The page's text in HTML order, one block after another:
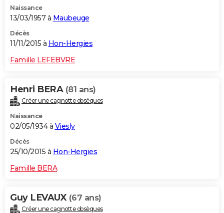
Naissance
13/03/1957 à Maubeuge
Décès
11/11/2015 à Hon-Hergies
Famille LEFEBVRE
Henri BERA (81 ans)
Créer une cagnotte obsèques
Naissance
02/05/1934 à Viesly
Décès
25/10/2015 à Hon-Hergies
Famille BERA
Guy LEVAUX (67 ans)
Créer une cagnotte obsèques